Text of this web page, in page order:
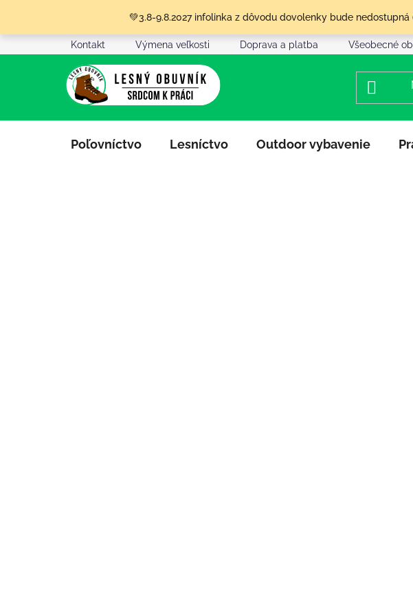
obsah
💚3.8-9.8.2027 infolinka z dôvodu dovolenky bude
Kontakt Výmena veľkosti Doprava a platba Všeobecné
Poľovníctvo Lesníctvo Outdoor vybavenie